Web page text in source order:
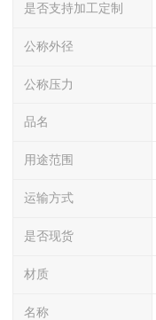
是否支持加工定制
公称外径
公称压力
品名
用途范围
运输方式
是否现货
材质
名称